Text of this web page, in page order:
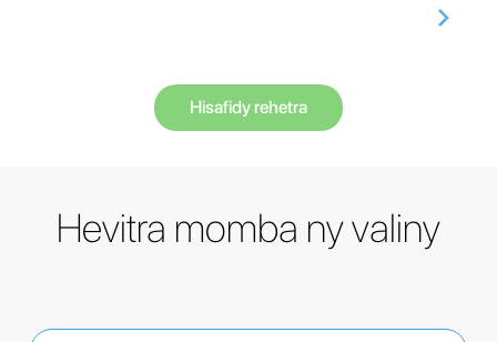
Hisafidy rehetra
Hevitra momba ny valiny